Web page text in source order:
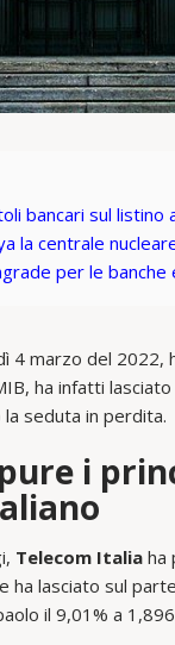
bancari sul listino
la centrale
per le banche
4 marzo del 2022,
ha infatti
seduta in perdita.
i
Telecom Italia ha
lasciato sul
il 9,01% a